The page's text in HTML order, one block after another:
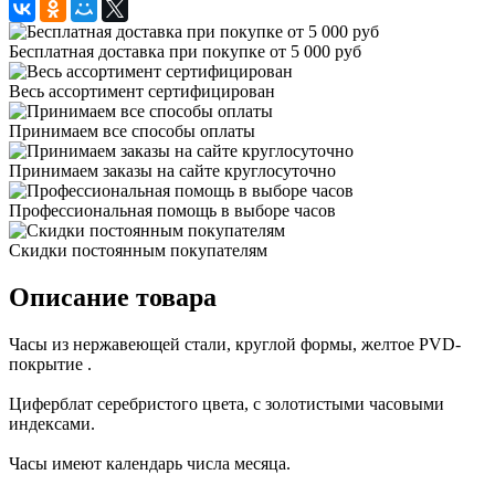
Бесплатная доставка при покупке от 5 000 руб
Весь ассортимент сертифицирован
Принимаем все способы оплаты
Принимаем заказы на сайте круглосуточно
Профессиональная помощь в выборе часов
Скидки постоянным покупателям
Описание товара
Часы из нержавеющей стали, круглой формы, желтое PVD-
покрытие .
Циферблат серебристого цвета, с золотистыми часовыми
индексами.
Часы имеют календарь числа месяца.